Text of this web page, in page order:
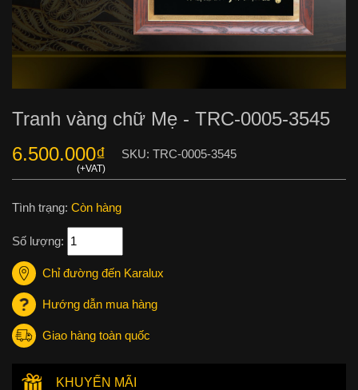
Tranh vàng chữ Mẹ - TRC-0005-3545
6.500.000₫ SKU: TRC-0005-3545
Tình trạng: Còn hàng
Số lượng:
Chỉ đường đến Karalux
Hướng dẫn mua hàng
Giao hàng toàn quốc
KHUYẾN MÃI